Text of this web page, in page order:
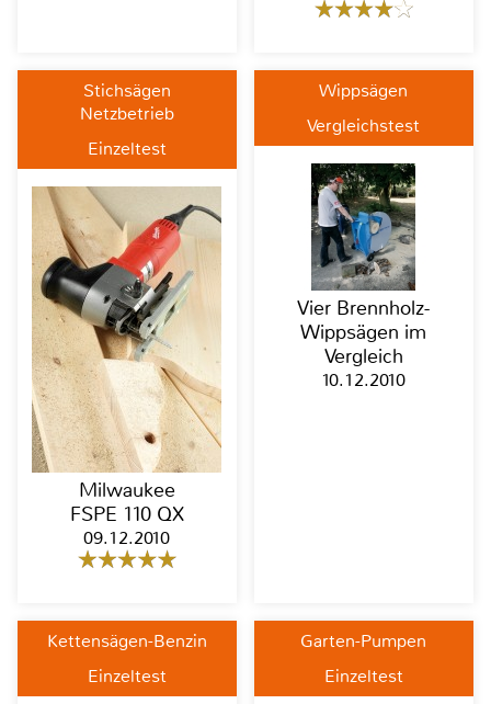
Stichsägen
Netzbetrieb
Einzeltest
Milwaukee
FSPE 110 QX
09.12.2010
Wippsägen
Vergleichstest
Vier Brennholz-
Wippsägen im
Vergleich
10.12.2010
Kettensägen-Benzin
Einzeltest
Garten-Pumpen
Einzeltest